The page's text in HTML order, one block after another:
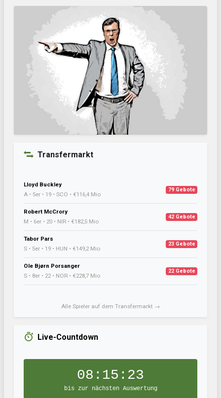
Transfermarkt
Lloyd Buckley
A • 5er • 19 • SCO • €116,4 Mio
79 Gebote
Robert McCrory
M • 6er • 20 • NIR • €182,5 Mio
42 Gebote
Tabor Pars
S • 5er • 19 • HUN • €149,2 Mio
23 Gebote
Ole Bjørn Porsanger
S • 8er • 22 • NOR • €228,7 Mio
22 Gebote
Alle Spieler auf dem Transfermarkt →
Live-Countdown
08:15:22
bis zur nächsten Auswertung